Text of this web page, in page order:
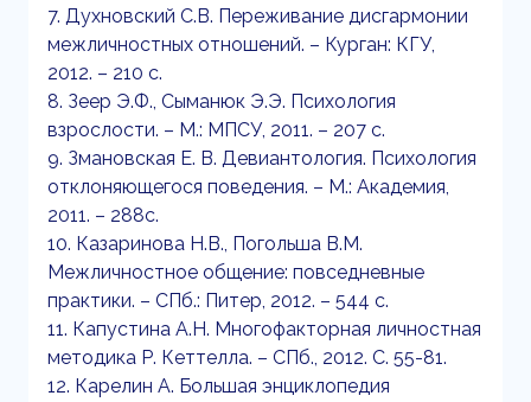
7. Духновский С.В. Переживание дисгармонии
межличностных отношений. – Курган: КГУ,
2012. – 210 c.
8. Зеер Э.Ф., Сыманюк Э.Э. Психология
взрослости. – М.: МПСУ, 2011. – 207 с.
9. Змановская Е. В. Девиантология. Психология
отклоняющегося поведения. – М.: Академия,
2011. – 288с.
10. Казаринова Н.В., Погольша В.М.
Межличностное общение: повседневные
практики. – СПб.: Питер, 2012. – 544 с.
11. Капустина А.Н. Многофакторная личностная
методика Р. Кеттелла. – СПб., 2012. С. 55-81.
12. Карелин А. Большая энциклопедия